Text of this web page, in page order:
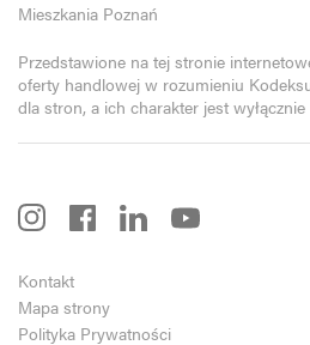
Mieszkania Poznań
Przedstawione na tej stronie
oferty handlowej w rozumieniu
dla stron, a ich charakter jest
Kontakt
Mapa strony
Polityka Prywatności